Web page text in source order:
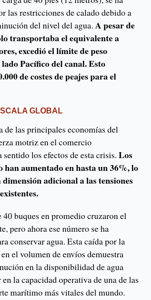
las restricciones de calado debido a
del nivel del agua. A pesar de
transportaba el equivalente a
excedió el límite de peso
Pacífico del canal. Esto
de costes de peajes para el
GLOBAL
de las principales economías del
motriz en el comercio
los efectos de esta crisis. Los
han aumentado en hasta un 36%, lo
adicional a las tensiones
40 buques en promedio cruzaron el
pero ahora ese número se ha
conservar agua. Esta caída por la
el volumen de envíos demuestra
en la disponibilidad de agua
la capacidad operativa de una de las
marítimo más vitales del mundo.